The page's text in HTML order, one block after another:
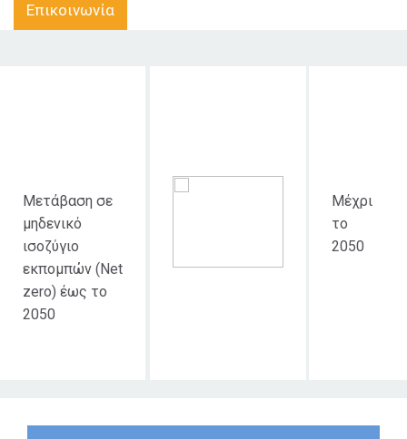
Επικοινωνία
Μετάβαση σε
μηδενικό
ισοζύγιο
εκπομπών (Net
zero) έως το
2050
Μέχρι
το
2050